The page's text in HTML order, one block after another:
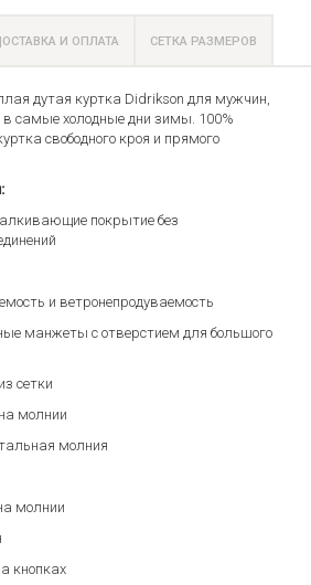
И ОПЛАТА СЕТКА РАЗМЕРОВ
дутая куртка Didrikson для мужчин,
самые холодные дни зимы. 100%
свободного кроя и прямого
покрытие без
и ветронепродуваемость
манжеты с отверстием для большого
сетки
молнии
молния
молнии
кнопках